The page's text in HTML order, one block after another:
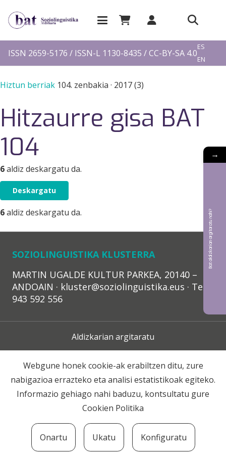
ISSN 2659-5176 / ISSN-L 1130-8435 / CC-BY-SA 4.0
ES
EN
Hiztun berriak 104. zenbakia · 2017 (3)
Hitzaurre gisa BAT
104
6aldiz deskargatu da.
Deskargatu
6aldiz deskargatu da.
SOZIOLINGUISTIKA KLUSTERRA
MARTIN UGALDE KULTUR PARKEA, 20140 –
ANDOAIN · kluster@soziolinguistika.eus · Tel.:
943 592 556
Aldizkarian argitaratu
Lege Oharra
Harpidetza
© 2020 Soziolinguistika Klusterra
Webgune honek cookie-ak erabiltzen ditu, zure
nabigazioa errazteko eta analisi estatistikoak egiteko.
Informazio gehiago nahi baduzu, kontsultatu gure
Cookien Politika
Onartu Ukatu Konfiguratu
→
Bat aldizkarian argitaratu nahi?